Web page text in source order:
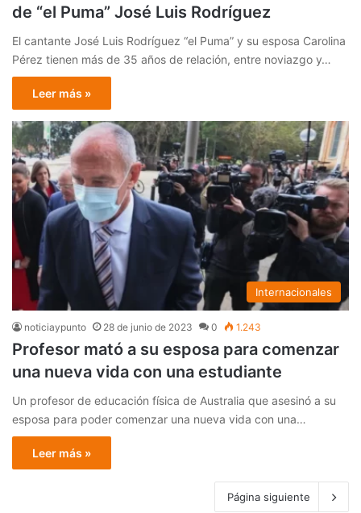
de “el Puma” José Luis Rodríguez
El cantante José Luis Rodríguez “el Puma” y su esposa Carolina
Pérez tienen más de 35 años de relación, entre noviazgo y…
Leer más »
Internacionales
noticiaypunto 28 de junio de 2023 0 1.243
Profesor mató a su esposa para comenzar
una nueva vida con una estudiante
Un profesor de educación física de Australia que asesinó a su
esposa para poder comenzar una nueva vida con una…
Leer más »
Página siguiente